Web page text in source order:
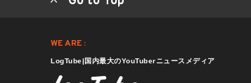
WE ARE :
LogTube|国内最大のYouTuberニュースメディア